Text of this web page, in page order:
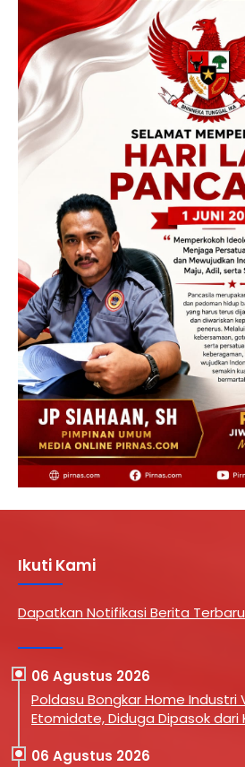
Ikuti Kami
Dapatkan Notifikasi Berita
06 Agustus 2026
Poldasu Bongkar Home Industri
Etomidate, Diduga Dipasok dari
06 Agustus 2026